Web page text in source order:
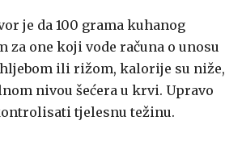
je da 100 grama kuhanog
za one koji vode računa o unosu
ili rižom, kalorije su niže,
nivou šećera u krvi. Upravo
tjelesnu težinu.